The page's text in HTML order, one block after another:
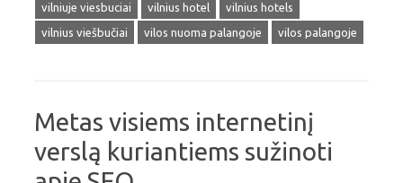
vilniuje viesbuciai
vilnius hotel
vilnius hotels
vilnius viešbučiai
vilos nuoma palangoje vilos palangoje
Metas visiems internetinį
verslą kuriantiems sužinoti